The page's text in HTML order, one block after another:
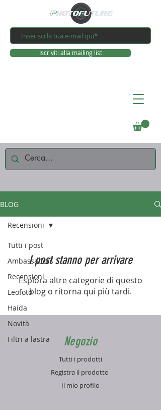
Iscriviti alla mailing list
BLOG
Tutti i post
Ambassadors
Recensioni
Leofoto
Haida
Novità
Filtri a lastra
Recensioni
I post stanno per arrivare
Esplora altre categorie di questo
blog o ritorna qui più tardi.
Negozio
Tutti i prodotti
Registra il prodotto
Il mio profilo